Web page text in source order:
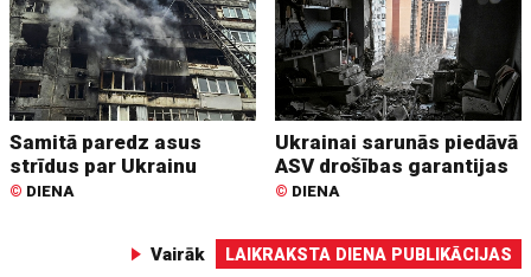
Samitā paredz asus
strīdus par Ukrainu
© DIENA
Ukrainai sarunās piedāvā
ASV drošības garantijas
© DIENA
Vairāk LAIKRAKSTA DIENA PUBLIKĀCIJAS